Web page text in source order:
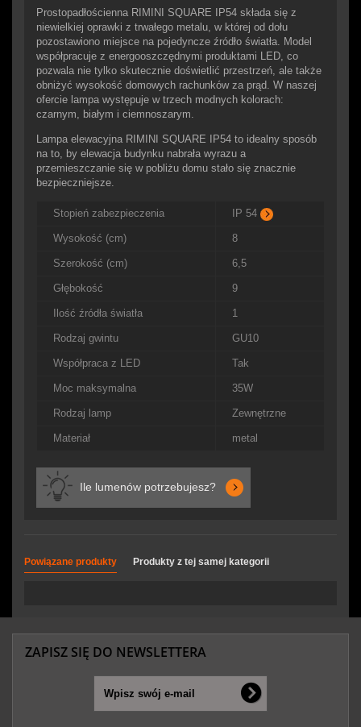
Prostopadłościenna RIMINI SQUARE IP54 składa się z
niewielkiej oprawki z trwałego metalu, w której od dołu
pozostawiono miejsce na pojedyncze źródło światła. Model
współpracuje z energooszczędnymi produktami LED, co
pozwala nie tylko skutecznie doświetlić przestrzeń, ale także
obniżyć wysokość domowych rachunków za prąd. W naszej
ofercie lampa występuje w trzech modnych kolorach:
czarnym, białym i ciemnoszarym.
Lampa elewacyjna RIMINI SQUARE IP54 to idealny sposób
na to, by elewacja budynku nabrała wyrazu a
przemieszczanie się w pobliżu domu stało się znacznie
bezpieczniejsze.
Stopień zabezpieczenia IP 54
Wysokość (cm) 8
Szerokość (cm) 6,5
Głębokość 9
Ilość źródła światła 1
Rodzaj gwintu GU10
Współpraca z LED Tak
Moc maksymalna 35W
Rodzaj lamp Zewnętrzne
Materiał metal
Ile lumenów potrzebujesz?
Powiązane produkty Produkty z tej samej kategorii
ZAPISZ SIĘ DO NEWSLETTERA